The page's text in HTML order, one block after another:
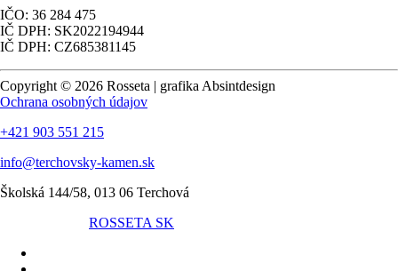
IČO: 36 284 475
IČ DPH: SK2022194944
IČ DPH: CZ685381145
Copyright © 2026 Rosseta | grafika Absintdesign
Ochrana osobných údajov
+421 903 551 215
info@terchovsky-kamen.sk
Školská 144/58, 013 06 Terchová
ROSSETA SK